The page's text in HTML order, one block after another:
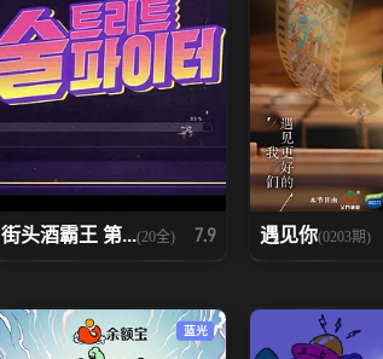
街头酒霸王 第...(20全) 7.9 遇见你(0203期)
蓝光